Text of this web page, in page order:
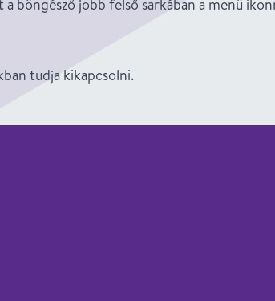
böngésző jobb felső sarkában a menü
tudja kikapcsolni.